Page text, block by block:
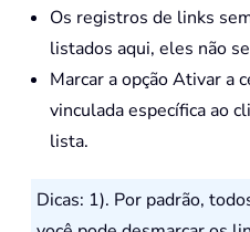
Os registros de links
listados aqui, eles não
Marcar a opção Ativar a
vinculada específica ao
lista.
Dicas: 1). Por padrão,